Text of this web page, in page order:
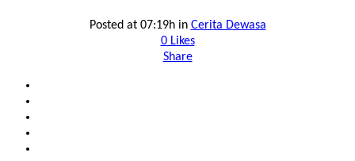
Posted at 07:19hin Cerita Dewasa
0Likes
Share